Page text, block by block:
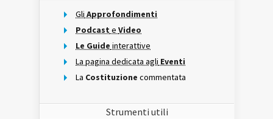
Gli Approfondimenti
Podcast e Video
Le Guide interattive
La pagina dedicata agli Eventi
La Costituzione commentata
Strumenti utili